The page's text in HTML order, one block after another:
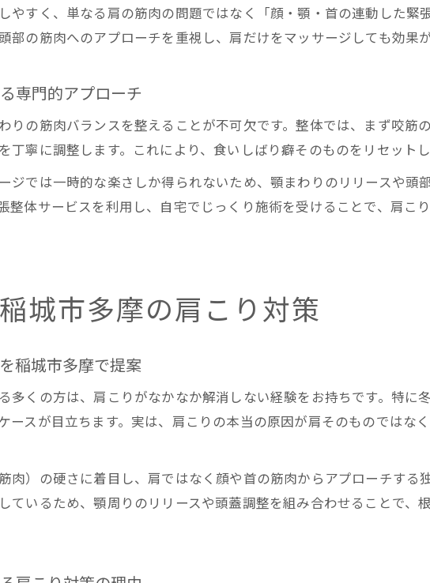
整体で始める食いしばり対策と肩こり解消
やすく、単なる肩の筋肉の問題ではなく「顔・顎・首の連動した緊
部の筋肉へのアプローチを重視し、肩だけをマッサージしても効果
専門的アプローチ
りの筋肉バランスを整えることが不可欠です。整体では、まず咬筋
丁寧に調整します。これにより、食いしばり癖そのものをリセット
ジでは一時的な楽さしか得られないため、顎まわりのリリースや頭
整体サービスを利用し、自宅でじっくり施術を受けることで、肩こ
城市多摩の肩こり対策
稲城市多摩で提案
多くの方は、肩こりがなかなか解消しない経験をお持ちです。特に
ースが目立ちます。実は、肩こりの本当の原因が肩そのものではな
肉）の硬さに着目し、肩ではなく顔や首の筋肉からアプローチする
ているため、顎周りのリリースや頭蓋調整を組み合わせることで、